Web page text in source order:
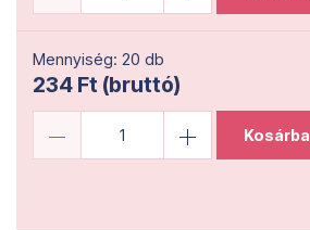
Mennyiség: 20 db
234 Ft (bruttó)
Kosárba